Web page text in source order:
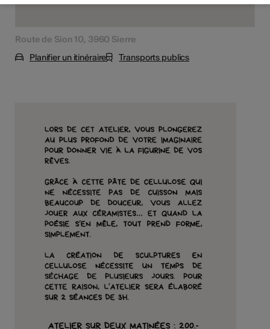
Route de Sion 10, 3960 Sierre
Planifier un itinéraire
Transports publics